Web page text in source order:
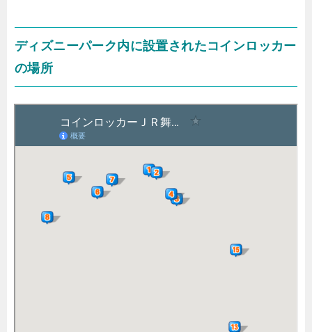
ディズニーパーク内に設置されたコインロッカー
の場所